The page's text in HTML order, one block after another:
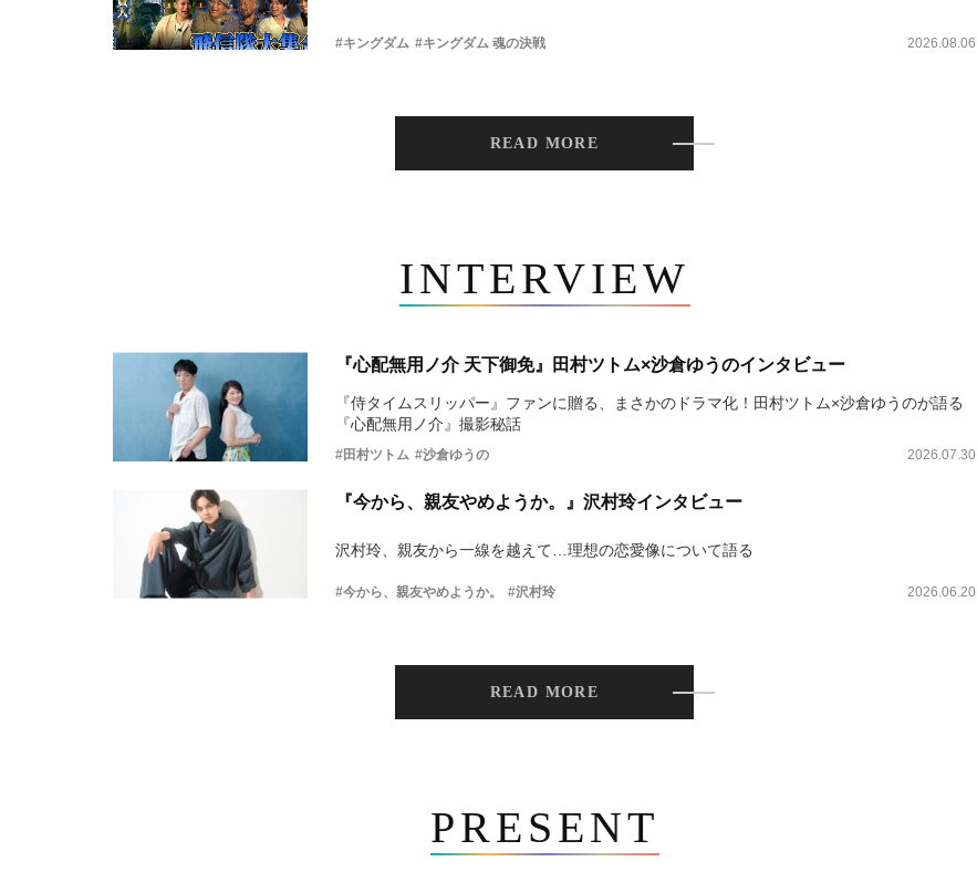
#キングダム #キングダム 魂の決戦 2026.08.06
READ MORE
INTERVIEW
『心配無用ノ介 天下御免』田村ツトム×沙倉ゆうのインタビュー
『侍タイムスリッパー』ファンに贈る、まさかのドラマ化！田村ツトム×沙倉ゆうのが語る
『心配無用ノ介』撮影秘話
#田村ツトム #沙倉ゆうの 2026.07.30
『今から、親友やめようか。』沢村玲インタビュー
沢村玲、親友から一線を越えて…理想の恋愛像について語る
#今から、親友やめようか。 #沢村玲 2026.06.20
READ MORE
PRESENT